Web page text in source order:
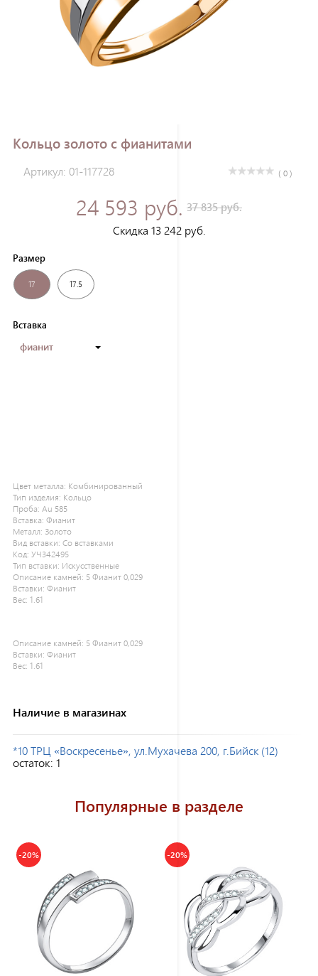
Кольцо золото с фианитами
Артикул: 01-117728 ( 0 )
24 593 руб. 37 835 руб.
Скидка 13 242 руб.
Размер
17 17.5
Вставка
фианит
Цвет металла: Комбинированный
Тип изделия: Кольцо
Проба: Au 585
Вставка: Фианит
Металл: Золото
Вид вставки: Со вставками
Код: УЧ342495
Тип вставки: Искусственные
Описание камней: 5 Фианит 0,029
Вставки: Фианит
Вес: 1.61
Описание камней: 5 Фианит 0,029
Вставки: Фианит
Вес: 1.61
Наличие в магазинах
*10 ТРЦ «Воскресенье», ул.Мухачева 200, г.Бийск (12)
остаток: 1
Популярные в разделе
-20% -20%
Зарегистрироваться